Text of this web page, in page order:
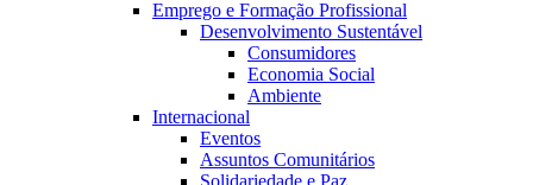
Emprego e Formação Profissional
Desenvolvimento Sustentável
Consumidores
Economia Social
Ambiente
Internacional
Eventos
Assuntos Comunitários
Solidariedade e Paz